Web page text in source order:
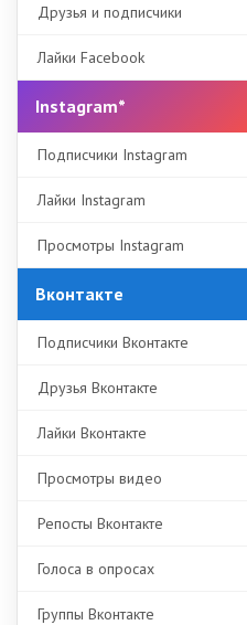
Друзья и подписчики
Лайки Facebook
Instagram*
Подписчики Instagram
Лайки Instagram
Просмотры Instagram
Вконтакте
Подписчики Вконтакте
Друзья Вконтакте
Лайки Вконтакте
Просмотры видео
Репосты Вконтакте
Голоса в опросах
Группы Вконтакте